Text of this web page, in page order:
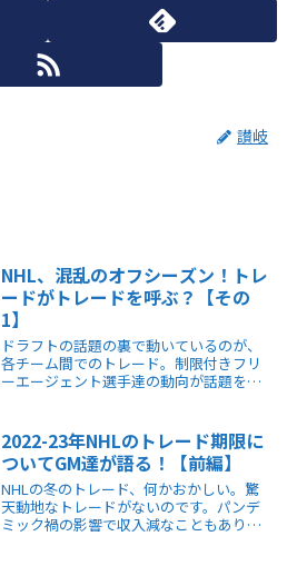
讃岐
NHL、混乱のオフシーズン！トレ
ードがトレードを呼ぶ？【その
1】
ドラフトの話題の裏で動いているのが、
各チーム間でのトレード。制限付きフリ
ーエージェント選手達の動向が話題を呼
プ・スペースの有無で変わってくるの
で、難解なパズルのようです。
2022-23年NHLのトレード期限に
ついてGM達が語る！【前編】
NHLの冬のトレード、何かおかしい。驚
天動地なトレードがないのです。パンデ
ミック禍の影響で収入減なこともあり、